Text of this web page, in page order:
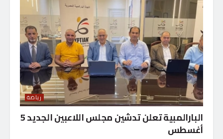
رياضة
البارالمبية تعلن تدشين مجلس اللاعبين الجديد 5
أغسطس